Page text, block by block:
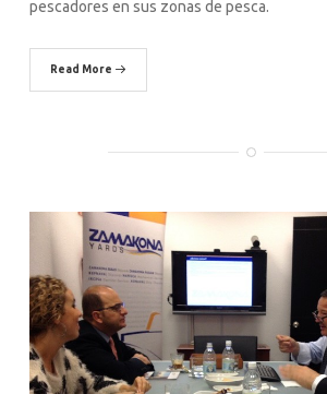
pescadores en sus zonas de pesca.
Read More